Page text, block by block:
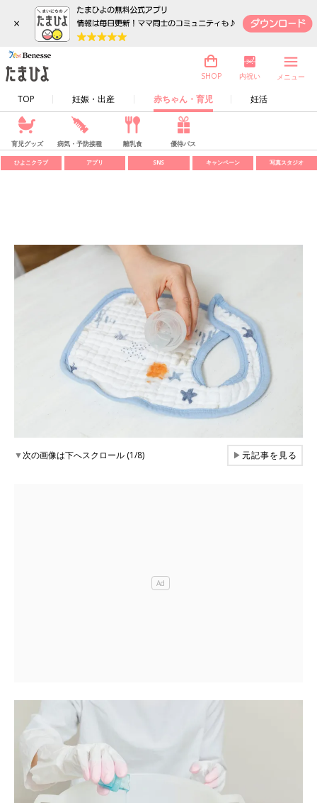
×
TOP 妊娠・出産 赤ちゃん・育児 妊活
SHOP 内祝い メニュー
育児グッズ 病気・予防接種 離乳食 優待パス
ひよこクラブ アプリ SNS キャンペーン 写真スタジオ
▼次の画像は下へスクロール (1/8) ▶元記事を見る